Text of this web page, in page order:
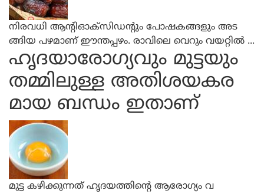
നിരവധി ആന്റിഓക്‌സിഡന്റും പോഷകങ്ങളും അട
ങ്ങിയ പഴമാണ് ഈന്തപ്പഴം. രാവിലെ വെറും വയറ്റില്‍ ...
ഹൃദയാരോഗ്യവും മുട്ടയും
തമ്മിലുള്ള അതിശയകര
മായ ബന്ധം ഇതാണ്
മുട്ട കഴിക്കുന്നത് ഹൃദയത്തിന്റെ ആരോഗ്യം വ